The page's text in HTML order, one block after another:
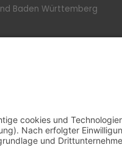
nd Baden Württemberg